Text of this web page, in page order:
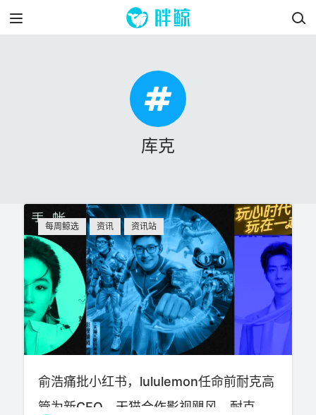
库克
每周鲸选 资讯 资讯站
俞浩痛批小红书，lululemon任命前耐克高
管为新CEO，天猫合作影视飓风，耐克、